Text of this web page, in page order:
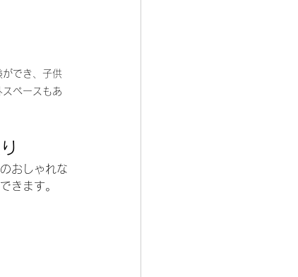
ができ、子供
ペースもあ
おしゃれな
きます。